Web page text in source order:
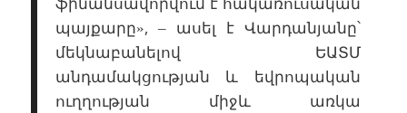
պայքարը», – ասել է Վարդանյանը՝
մեկնաբանելով ԵԱՏՄ
անդամակցության և եվրոպական
ուղղության միջև առկա